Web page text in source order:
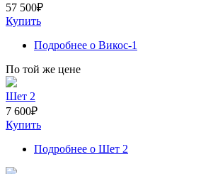
57 500₽
Купить
Подробнее о Викос-1
По той же цене
Шет 2
7 600₽
Купить
Подробнее о Шет 2